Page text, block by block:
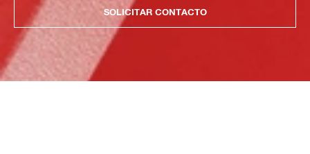
SOLICITAR CONTACTO